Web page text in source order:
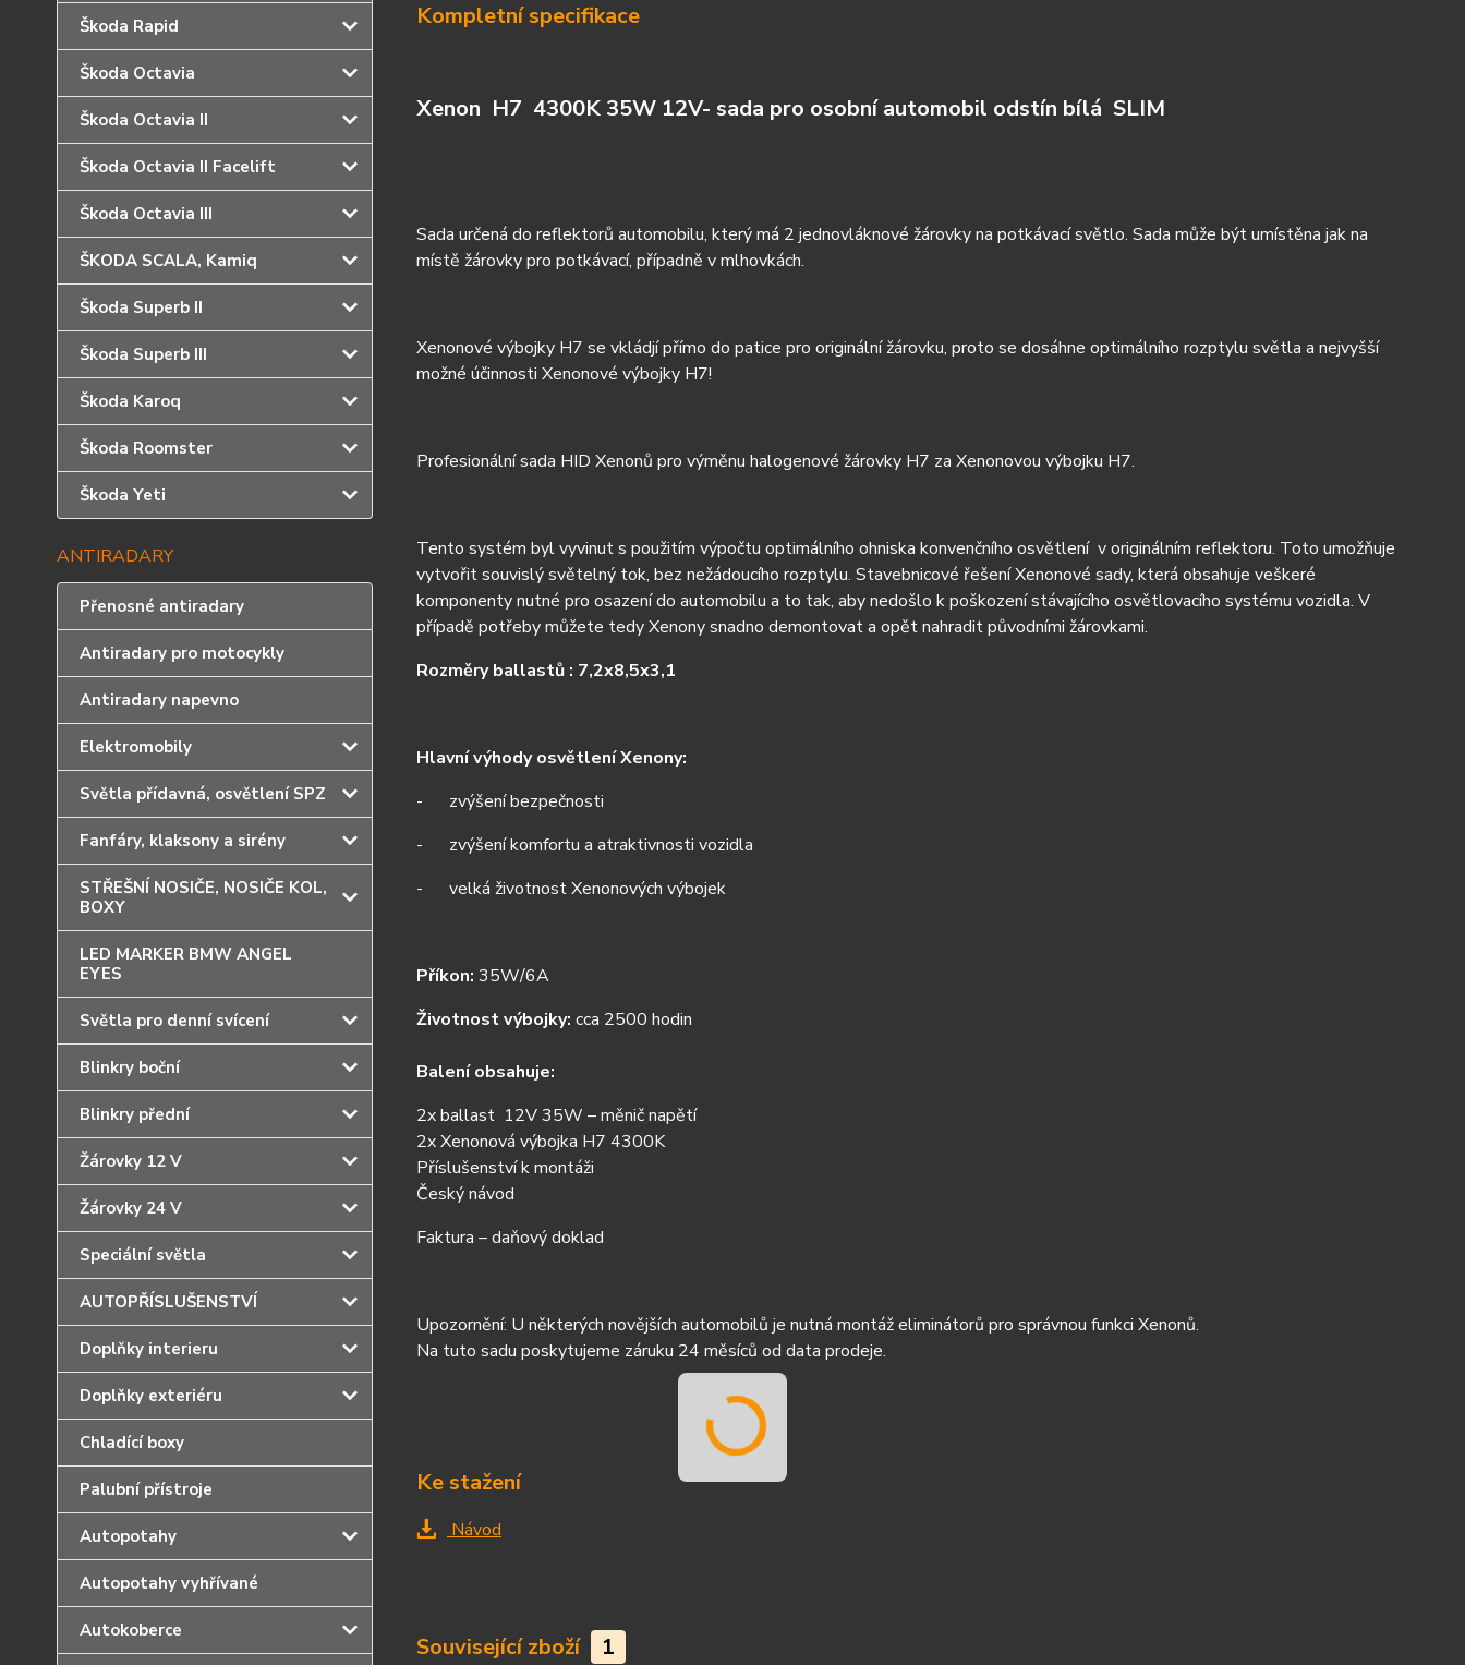
Škoda Rapid
Škoda Octavia
Škoda Octavia II
Škoda Octavia II Facelift
Škoda Octavia III
ŠKODA SCALA, Kamiq
Škoda Superb II
Škoda Superb III
Škoda Karoq
Škoda Roomster
Škoda Yeti
ANTIRADARY
Přenosné antiradary
Antiradary pro motocykly
Antiradary napevno
Elektromobily
Světla přídavná, osvětlení SPZ
Fanfáry, klaksony a sirény
STŘEŠNÍ NOSIČE, NOSIČE KOL,
BOXY
LED MARKER BMW ANGEL
EYES
Světla pro denní svícení
Blinkry boční
Blinkry přední
Žárovky 12 V
Žárovky 24 V
Speciální světla
AUTOPŘÍSLUŠENSTVÍ
Doplňky interieru
Doplňky exteriéru
Chladící boxy
Palubní přístroje
Autopotahy
Autopotahy vyhřívané
Autokoberce
Kompletní specifikace
Xenon H7 4300K 35W 12V- sada pro osobní automobil odstín bílá SLIM
Sada určená do reflektorů automobilu, který má 2 jednovláknové žárovky na potkávací světlo. Sada může být umístěna jak na
místě žárovky pro potkávací, případně v mlhovkách.
Xenonové výbojky H7 se vkládjí přímo do patice pro originální žárovku, proto se dosáhne optimálního rozptylu světla a nejvyšší
možné účinnosti Xenonové výbojky H7!
Profesionální sada HID Xenonů pro výměnu halogenové žárovky H7 za Xenonovou výbojku H7.
Tento systém byl vyvinut s použitím výpočtu optimálního ohniska konvenčního osvětlení v originálním reflektoru. Toto umožňuje
vytvořit souvislý světelný tok, bez nežádoucího rozptylu. Stavebnicové řešení Xenonové sady, která obsahuje veškeré
komponenty nutné pro osazení do automobilu a to tak, aby nedošlo k poškození stávajícího osvětlovacího systému vozidla. V
případě potřeby můžete tedy Xenony snadno demontovat a opět nahradit původními žárovkami.
Rozměry ballastů : 7,2x8,5x3,1
Hlavní výhody osvětlení Xenony:
- zvýšení bezpečnosti
- zvýšení komfortu a atraktivnosti vozidla
- velká životnost Xenonových výbojek
Příkon: 35W/6A
Životnost výbojky: cca 2500 hodin
Balení obsahuje:
2x ballast 12V 35W – měnič napětí
2x Xenonová výbojka H7 4300K
Příslušenství k montáži
Český návod
Faktura – daňový doklad
Upozornění: U některých novějších automobilů je nutná montáž eliminátorů pro správnou funkci Xenonů.
Na tuto sadu poskytujeme záruku 24 měsíců od data prodeje.
Ke stažení
Návod
Související zboží 1